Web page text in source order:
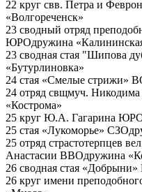
22 круг свв. Петра и
«Волгореченск»
23 сводный отряд
ЮРОдружина
23 сводная стая "Шипова
«Бутурлиновка»
24 стая «Смелые стрижи»
24 отряд свщмуч. Никодима
«Кострома»
25 круг Ю.А. Гагарина
25 стая «Лукоморье» СЗО
25 отряд страстотерпцев
Анастасии ВВОдружина
26 сводная стая «Добрыни»
26 круг имени